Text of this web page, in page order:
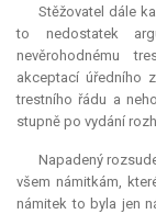
Stěžovatel dále
to nedostatek
nevěrohodnému
akceptací úředního
trestního řádu a
stupně po vydání
Napadený
všem námitkám,
námitek to byla jen